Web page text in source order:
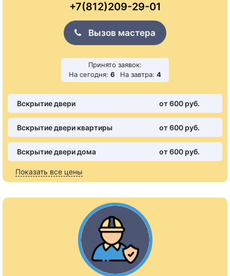
+7(812)209-29-01
Вызов мастера
Принято заявок:
На сегодня: 6 На завтра: 4
Вскрытие двери от 600 pуб.
Вскрытие двери квартиры от 600 pуб.
Вскрытие двери дома от 600 pуб.
Показать все цены